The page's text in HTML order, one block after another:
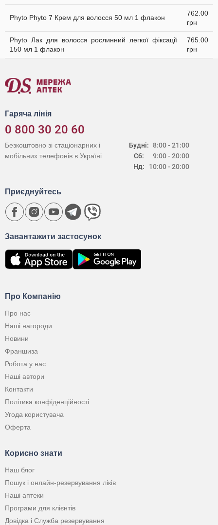
Phyto Phyto 7 Крем для волосся 50 мл 1 флакон
762.00
грн
Phyto Лак для волосся рослинний легкої фіксації
150 мл 1 флакон
765.00
грн
Гаряча лінія
0 800 30 20 60
Будні:
Сб:
Нд:
8:00 - 21:00
9:00 - 20:00
10:00 - 20:00
Безкоштовно зі стаціонарних і
мобільних телефонів в Україні
Про Компанію
Про нас
Наші нагороди
Новини
Франшиза
Робота у нас
Наші автори
Контакти
Політика конфіденційності
Угода користувача
Оферта
Корисно знати
Наш блог
Пошук і онлайн-резервування ліків
Наші аптеки
Програми для клієнтів
Довідка і Служба резервування
Завантажити застосунок
Приєднуйтесь